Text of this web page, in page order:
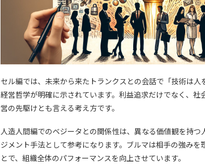
セル編では、未来から来たトランクスとの会話で「技術は
経営哲学が明確に示されています。利益追求だけでなく、社
営の先駆けとも言える考え方です。
人造人間編でのベジータとの関係性は、異なる価値観を持
ジメント手法として参考になります。ブルマは相手の強みを
とで、組織全体のパフォーマンスを向上させています。